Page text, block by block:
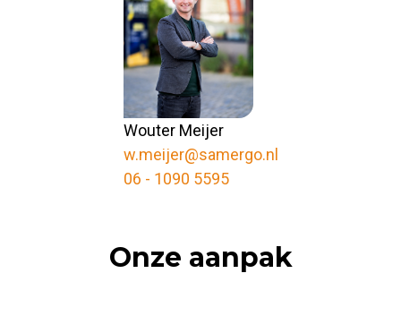
Wouter Meijer
w.meijer@samergo.nl
06 - 1090 5595
Onze aanpak